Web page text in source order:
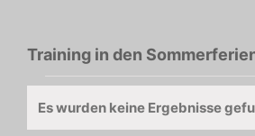
Training in den
Hinweis
Es wurden keine Ergebnisse